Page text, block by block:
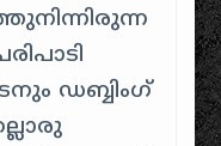
ഡബ്ബിംഗ്